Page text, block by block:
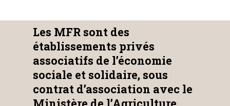
Les MFR sont des
établissements privés
associatifs de l’économie
sociale et solidaire, sous
contrat d’association avec le